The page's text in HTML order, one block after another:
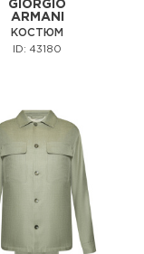
GIORGIO
ARMANI
КОСТЮМ
ID: 43180